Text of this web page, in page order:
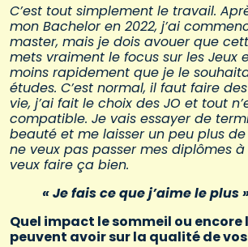
C’est tout simplement le travail.
mon Bachelor en 2022, j’ai
master, mais je dois avouer que
mets vraiment le focus sur les Jeux
moins rapidement que je le
études. C’est normal, il faut faire
vie, j’ai fait le choix des JO et tout
compatible. Je vais essayer de
beauté et me laisser un peu plus
ne veux pas passer mes diplômes à
veux faire ça bien.
« Je fais ce que j’aime le plus
Quel impact le sommeil ou
peuvent avoir sur la qualité de